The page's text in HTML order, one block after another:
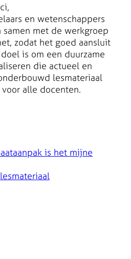
en wetenschappers
met de werkgroep
zodat het goed aansluit
is om een duurzame
die actueel en
lesmateriaal
alle docenten.
is het mijne